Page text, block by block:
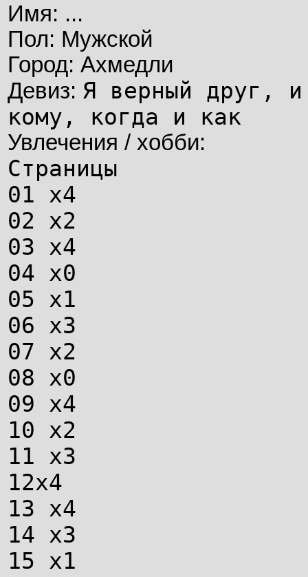
Имя: ...
Пол: Мужской
Город: Ахмедли
Девиз: Я вepный дpуг, и
кому, когда и как
Увлечения / хобби:
Страницы
01 х4
02 х2
03 х4
04 х0
05 х1
06 х3
07 х2
08 х0
09 х4
10 х2
11 х3
12х4
13 х4
14 х3
15 х1